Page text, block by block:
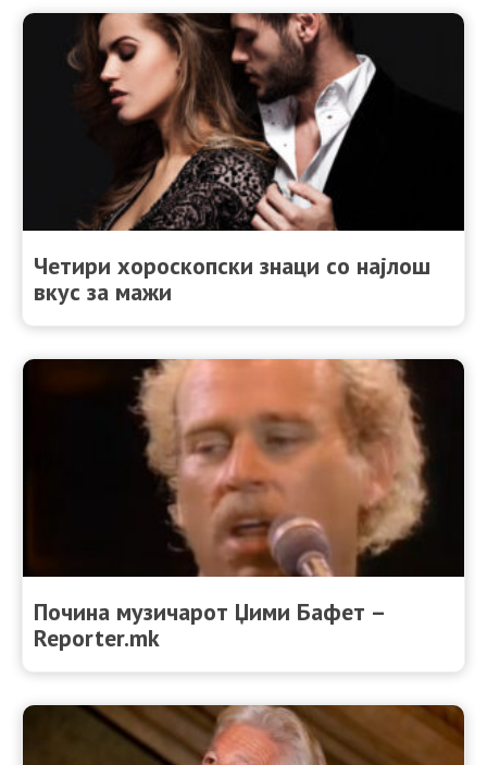
Четири хороскопски знаци со најлош
вкус за мажи
Почина музичарот Џими Бафет –
Reporter.mk